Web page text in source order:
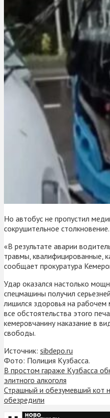
Но автобус не пропустил
сокрушительное столкновение.
«В результате аварии
травмы, квалифицированные,
сообщает прокуратура
Удар оказался настолько
спецмашины получил
лишился здоровья на рабочем
все обстоятельства этого
кемеровчанину наказание в
свободы.
Источник: sibdepo.ru
Фото: Полиция Кузбасса.
В простом гараже Кузбасса
элитного алкоголя
Страшный и обезумевший кот
обезредили